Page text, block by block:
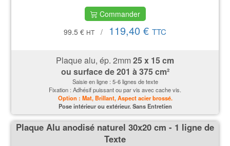
Commander
99.5 € HT / 119,40 € TTC
Plaque alu, ép. 2mm25 x 15 cm
ou surface de201 à 375 cm²
Saisie en ligne : 5-6 lignes de texte
Fixation : Adhésif puissant ou par vis avec cache vis.
Option : Mat, Brillant, Aspect acier brossé.
Pose intérieur ou extérieur. Sans Entretien
Plaque Alu anodisé naturel 30x20 cm - 1 ligne de
Texte